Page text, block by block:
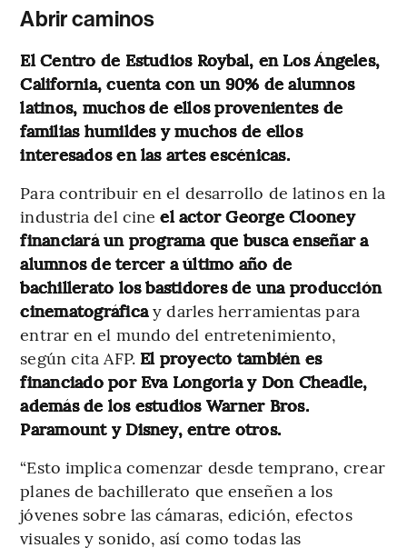
Abrir caminos
El Centro de Estudios Roybal, en Los Ángeles,
California, cuenta con un 90% de alumnos
latinos, muchos de ellos provenientes de
familias humildes y muchos de ellos
interesados en las artes escénicas.
Para contribuir en el desarrollo de latinos en la
industria del cineel actor George Clooney
financiará un programa que busca enseñar a
alumnos de tercer a último año de
bachillerato los bastidores de una producción
cinematográficay darles herramientas para
entrar en el mundo del entretenimiento,
según cita AFP. El proyecto también es
financiado por Eva Longoria y Don Cheadle,
además de los estudios Warner Bros.
Paramount y Disney, entre otros.
“Esto implica comenzar desde temprano, crear
planes de bachillerato que enseñen a los
jóvenes sobre las cámaras, edición, efectos
visuales y sonido, así como todas las